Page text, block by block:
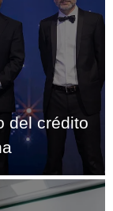
del crédito